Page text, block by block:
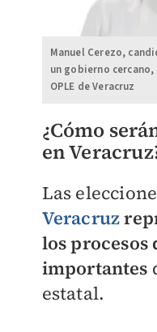
Manuel Cerezo,
un gobierno cercano,
OPLE de Veracruz
¿Cómo
en
Las
Veracruz
los procesos
importantes
estatal.